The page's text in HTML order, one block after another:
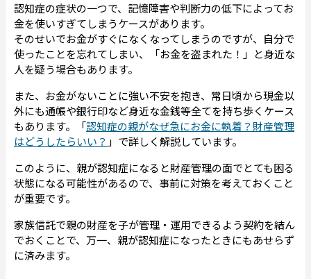
認知症の症状の一つで、記憶障害や判断力の低下によってお
金を使いすぎてしまうケースがあります。
そのせいでお金がすぐになくなってしまうのですが、自分で
使ったことを忘れてしまい、「お金を盗まれた！」と身近な
人を疑う場合もあります。
また、お金がないことに強い不安を抱き、常日頃から現金以
外にも通帳や銀行印など身近な金銭等全てを持ち歩くケース
もあります。「認知症の親がなぜ急にお金に執着？財産管理
はどうしたらいい？ 」で詳しく解説しています。
このように、親が認知症になると財産管理の面でとても困る
状態になる可能性があるので、事前に対策を考えておくこと
が重要です。
家族信託で親の財産を子が管理・運用できるよう契約を結ん
でおくことで、万一、親が認知症になったときにもあせらず
に済みます。